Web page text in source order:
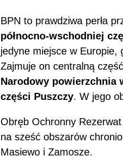
BPN to prawdziwa perła
północno-wschodniej
jedyne miejsce w Europie,
Zajmuje on centralną
Narodowy powierzchnia
części Puszczy. W jego
Obręb Ochronny
na sześć obszarów
Masiewo i Zamosze.